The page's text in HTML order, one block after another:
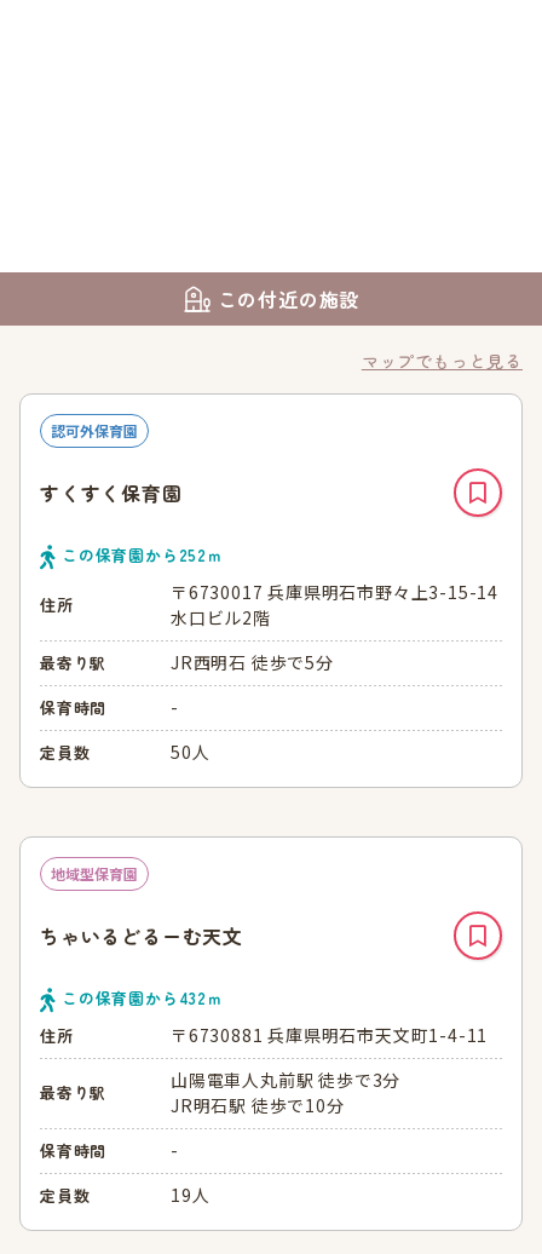
この付近の施設
マップでもっと見る
認可外保育園
すくすく保育園
この保育園から 252ｍ
住所
〒6730017 兵庫県明石市野々上3-15-14
水口ビル2階
最寄り駅 JR西明石 徒歩で5分
保育時間 -
定員数 50人
地域型保育園
ちゃいるどるーむ天文
この保育園から 432ｍ
住所
〒6730881 兵庫県明石市天文町1-4-11
最寄り駅
山陽電車人丸前駅 徒歩で3分
JR明石駅 徒歩で10分
保育時間 -
定員数 19人